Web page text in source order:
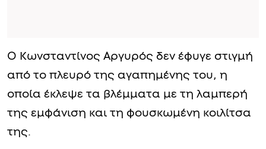
Ο Κωνσταντίνος Αργυρός δεν έφυγε στιγμή
από το πλευρό της αγαπημένης του, η
οποία έκλεψε τα βλέμματα με τη λαμπερή
της εμφάνιση και τη φουσκωμένη κοιλίτσα
της.